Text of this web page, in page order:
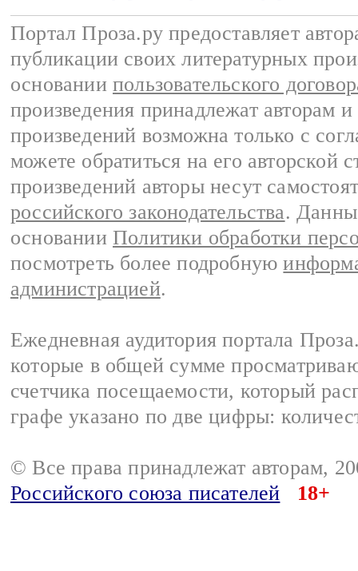
Портал Проза.ру предоставляет
публикации своих литературных
основании пользовательского
произведения принадлежат авторам
произведений возможна только с
можете обратиться на его авторской
произведений авторы несут
российского законодательства.
основании Политики обработки
посмотреть более подробную
администрацией.
Ежедневная аудитория портала
которые в общей сумме
счетчика посещаемости, который
графе указано по две цифры:
© Все права принадлежат авторам,
Российского союза писателей
18+